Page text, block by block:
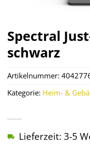
Spectral
schwarz
Lieferzeit: 3-5
Artikelnummer:
Kategorie: Heim- &